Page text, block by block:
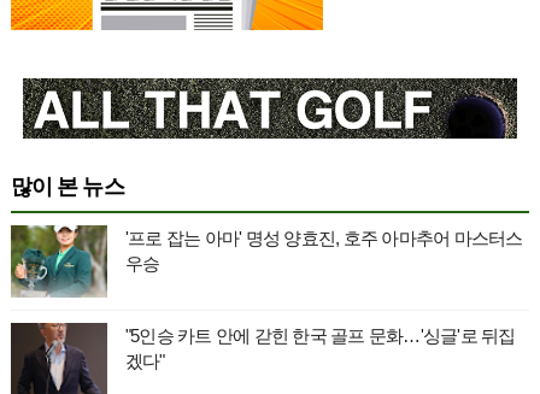
많이 본 뉴스
'프로 잡는 아마' 명성 양효진, 호주 아마추어 마스터스
우승
"5인승 카트 안에 갇힌 한국 골프 문화…'싱글'로 뒤집
겠다"